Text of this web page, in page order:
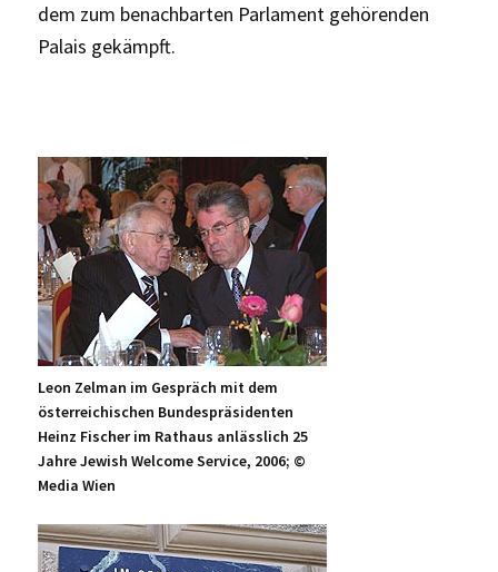
dem zum benachbarten Parlament gehörenden
Palais gekämpft.
Leon Zelman im Gespräch mit dem
österreichischen Bundespräsidenten
Heinz Fischer im Rathaus anlässlich 25
Jahre Jewish Welcome Service, 2006; ©
Media Wien